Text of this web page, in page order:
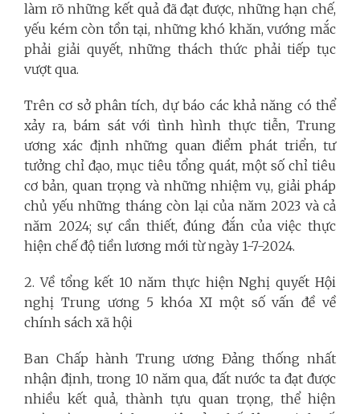
làm rõ những kết quả đã đạt được, những hạn chế,
yếu kém còn tồn tại, những khó khăn, vướng mắc
phải giải quyết, những thách thức phải tiếp tục
vượt qua.
Trên cơ sở phân tích, dự báo các khả năng có thể
xảy ra, bám sát với tình hình thực tiễn, Trung
ương xác định những quan điểm phát triển, tư
tưởng chỉ đạo, mục tiêu tổng quát, một số chỉ tiêu
cơ bản, quan trọng và những nhiệm vụ, giải pháp
chủ yếu những tháng còn lại của năm 2023 và cả
năm 2024; sự cần thiết, đúng đắn của việc thực
hiện chế độ tiền lương mới từ ngày 1-7-2024.
2. Về tổng kết 10 năm thực hiện Nghị quyết Hội
nghị Trung ương 5 khóa XI một số vấn đề về
chính sách xã hội
Ban Chấp hành Trung ương Đảng thống nhất
nhận định, trong 10 năm qua, đất nước ta đạt được
nhiều kết quả, thành tựu quan trọng, thể hiện